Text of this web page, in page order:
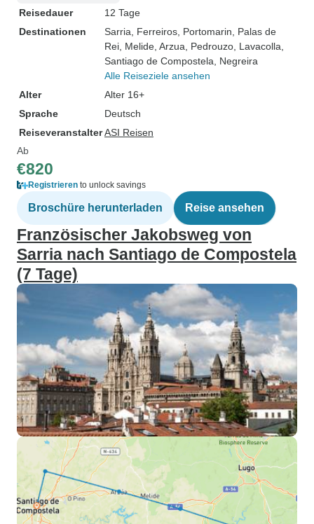
Reisedauer
12 Tage
Destinationen
Sarria , Ferreiros , Portomarin , Palas de
Rei , Melide , Arzua , Pedrouzo , Lavacolla
Santiago de Compostela , Negreira
Alle Reiseziele ansehen
Alter
Alter 16+
Sprache
Deutsch
ReiseveranstalterASI Reisen
Ab
€820
Registrieren to unlock savings
Broschüre herunterladen Reise ansehen
Französischer Jakobsweg von
Sarria nach Santiago de Compostela
(7 Tage)